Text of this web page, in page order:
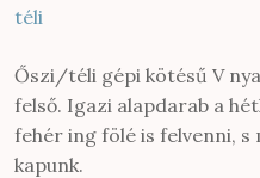
téli
Őszi/téli gépi kötésű V
felső. Igazi alapdarab a
fehér ing fölé is felvenni,
kapunk.